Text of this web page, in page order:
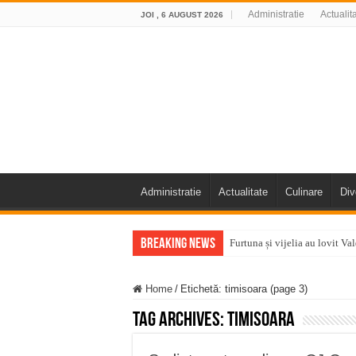
JOI , 6 AUGUST 2026 Administratie
Administratie Actualitate Culinare
Breaking News Furtuna și vijelia au lovit
ANUNŢ OPRIRE ANUNŢ
Anunț important –
Home / Etichetă: timisoara(page 3)
Tag Archives:timisoara